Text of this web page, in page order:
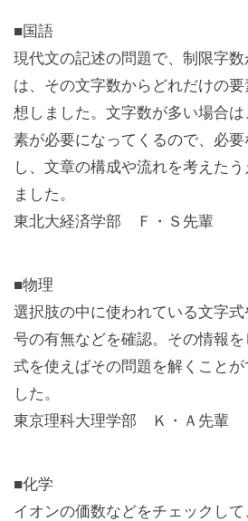
■国語
現代文の記述の問題で、制限字
は、その文字数からどれだけの
想しました。文字数が多い場合
素が必要になってくるので、必
し、文章の構成や流れを考えた
ました。
東北大経済学部 Ｆ・Ｓ先輩
■物理
選択肢の中に使われている文字
号の有無などを確認。その情報
式を使えばその問題を解くこと
した。
東京理科大理学部 Ｋ・Ａ先輩
■化学
イオンの価数などをチェックし